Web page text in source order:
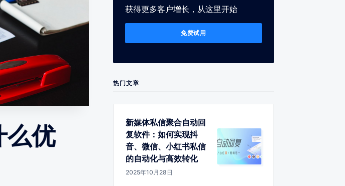
么优
获得更多客户增长，从这里开始
免费试用
热门文章
新媒体私信聚合自动回
复软件：如何实现抖
音、微信、小红书私信
的自动化与高效转化
2025年10月28日